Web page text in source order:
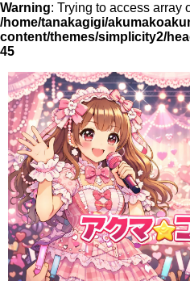
Warning: Trying to access array
/home/tanakagigi/
content/themes/simplicity2/
45